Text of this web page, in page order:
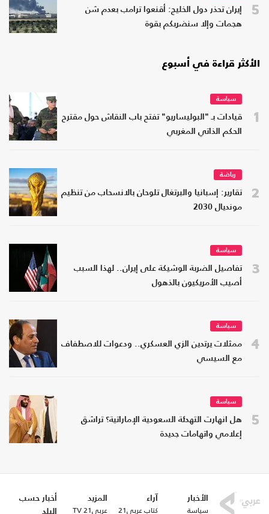
5
إيران تحذر دول الخليج: أقنعوا ترامب بعدم شن
هجمات وإلا سنضربكم بقوة
الأكثر قراءة في أسبوع
1
سياسة
قيادات بـ "البوليساريو" تفتح باب النقاش حول مقترح
الحكم الذاتي المغربي
2
رياضة
تقارير: إسبانيا والبرتغال تلوحان بالانسحاب من تنظيم
مونديال 2030
3
سياسة
تفاصيل الضربة الوشيكة على إيران.. لهذا السبب
أصيب الأمريكيون بالذهول
4
سياسة
ممثلات يرتدين الزي العسكري.. ودعوات للاصطفاف
مع السيسي
5
سياسة
هل انهارت التهدئة السعودية الإماراتية؟ تراشق
إعلامي واتهامات جديدة
الأخبار
سياسة
آراء
كتاب عربي21
المزيد
عربي21 TV
أخبار حسب
البلد